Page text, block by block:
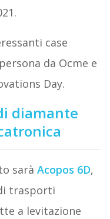
case
da Ocme e
Day.
diamante
sarà Acopos 6D,
trasporti
a levitazione